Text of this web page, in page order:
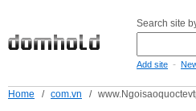
Search site
Add site -
Home / com.vn /